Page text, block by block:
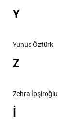
Y
Yunus Öztürk
Z
Zehra İpşiroğlu
İ